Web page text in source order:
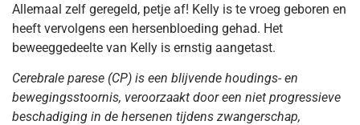
Allemaal zelf geregeld, petje af! Kelly is te vroeg geboren en
heeft vervolgens een hersenbloeding gehad. Het
beweeggedeelte van Kelly is ernstig aangetast.
Cerebrale parese (CP) is een blijvende houdings- en
bewegingsstoornis, veroorzaakt door een niet progressieve
beschadiging in de hersenen tijdens zwangerschap,